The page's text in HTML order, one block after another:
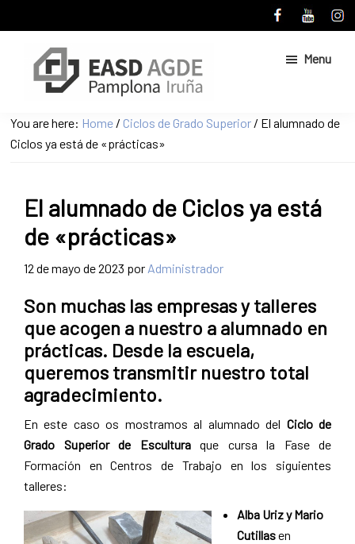
to
content
to
Escuela
de
Arte
de
Diseño
de
Pamplona
Sitio
web
Escuela
Arte
y
de
Diseño
de
Pamplona
Menu
You are here: Home / Ciclos de Grado Superior / El alumnado de
Ciclos ya está de «prácticas»
El alumnado de Ciclos ya está
de «prácticas»
12 de mayo de 2023 por Administrador
Son muchas las empresas y talleres
que acogen a nuestro a alumnado en
prácticas. Desde la escuela,
queremos transmitir nuestro total
agradecimiento.
En este caso os mostramos al alumnado del Ciclo de
Grado Superior de Esculturaque cursa la Fase de
Formación en Centros de Trabajo en los siguientes
talleres:
Alba Uriz y Mario
Cutillasen